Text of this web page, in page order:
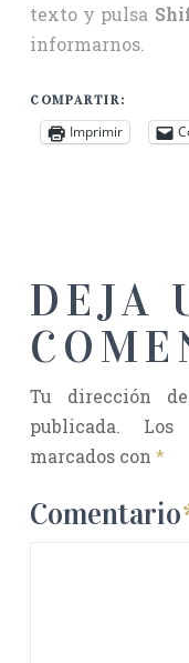
texto y pulsa
informarnos.
COMPARTIR:
Imprimir
DEJA
Tu dirección
publicada.
Los
marcados con *
Comentario